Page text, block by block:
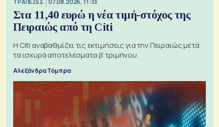
ΤΡΑΠΕΖΕΣ 07.08.2026, 11:33
Στα 11,40 ευρώ η νέα τιμή-στόχος της
Πειραιώς από τη Citi
Η Citi αναβαθμίζει τις εκτιμήσεις για την Πειραιώς μετά
τα ισχυρά αποτελέσματα β' τριμήνου
Αλεξάνδρα Τόμπρα